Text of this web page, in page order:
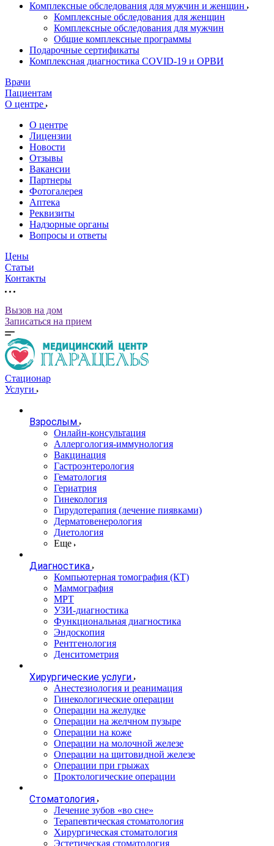
Комплексные обследования для мужчин и женщин
Комплексные обследования для женщин
Комплексные обследования для мужчин
Общие комплексные программы
Подарочные сертификаты
Комплексная диагностика COVID-19 и ОРВИ
Врачи
Пациентам
О центре
О центре
Лицензии
Новости
Отзывы
Вакансии
Партнеры
Фотогалерея
Аптека
Реквизиты
Надзорные органы
Вопросы и ответы
Цены
Статьи
Контакты
Вызов на дом
Записаться на прием
Стационар
Услуги
Взрослым
Онлайн-консультация
Аллергология-иммунология
Вакцинация
Гастроэнтерология
Гематология
Гериатрия
Гинекология
Гирудотерапия (лечение пиявками)
Дерматовенерология
Диетология
Еще
Диагностика
Компьютерная томография (КТ)
Маммография
МРТ
УЗИ-диагностика
Функциональная диагностика
Эндоскопия
Рентгенология
Денситометрия
Хирургические услуги
Анестезиология и реанимация
Гинекологические операции
Операции на желудке
Операции на желчном пузыре
Операции на коже
Операции на молочной железе
Операции на щитовидной железе
Операции при грыжах
Проктологические операции
Стоматология
Лечение зубов «во сне»
Терапевтическая стоматология
Хирургическая стоматология
Эстетическая стоматология